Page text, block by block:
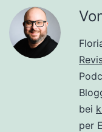
bei
per